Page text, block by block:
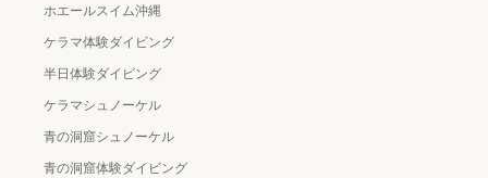
ホエールスイム沖縄
ケラマ体験ダイビング
半日体験ダイビング
ケラマシュノーケル
青の洞窟シュノーケル
青の洞窟体験ダイビング